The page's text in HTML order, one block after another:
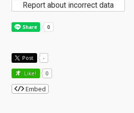
Report about incorrect data
Post -
Like! 0
Embed